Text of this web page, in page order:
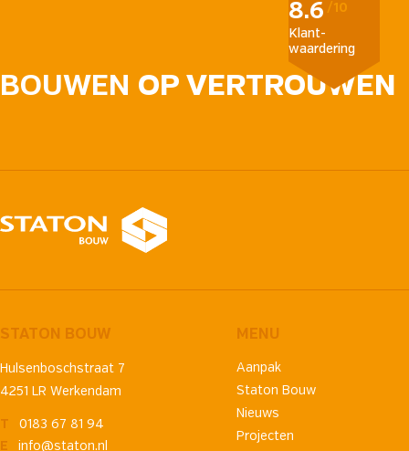
BOUWEN OP VERTROUWEN
8.6 /10
Klant­
waardering
STATON BOUW
Hulsenboschstraat 7
4251 LR Werkendam
T
0183 67 81 94
E
info@staton.nl
MENU
Aanpak
Staton Bouw
Nieuws
Projecten